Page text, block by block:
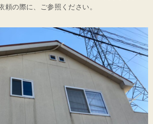
頼の際に、ご参照ください。